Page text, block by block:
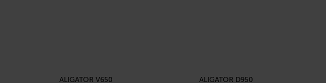
ALIGATOR V650
ALIGATOR D950